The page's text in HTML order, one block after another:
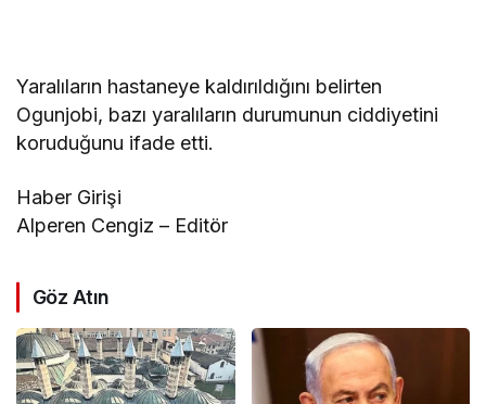
Yaralıların hastaneye kaldırıldığını belirten
Ogunjobi, bazı yaralıların durumunun ciddiyetini
koruduğunu ifade etti.
Haber Girişi
Alperen Cengiz – Editör
Göz Atın